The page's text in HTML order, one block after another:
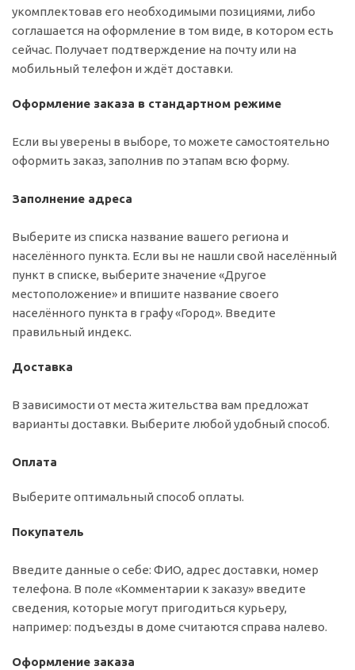
укомплектовав его необходимыми позициями, либо
соглашается на оформление в том виде, в котором есть
сейчас. Получает подтверждение на почту или на
мобильный телефон и ждёт доставки.
Оформление заказа в стандартном режиме
Если вы уверены в выборе, то можете самостоятельно
оформить заказ, заполнив по этапам всю форму.
Заполнение адреса
Выберите из списка название вашего региона и
населённого пункта. Если вы не нашли свой населённый
пункт в списке, выберите значение «Другое
местоположение» и впишите название своего
населённого пункта в графу «Город». Введите
правильный индекс.
Доставка
В зависимости от места жительства вам предложат
варианты доставки. Выберите любой удобный способ.
Оплата
Выберите оптимальный способ оплаты.
Покупатель
Введите данные о себе: ФИО, адрес доставки, номер
телефона. В поле «Комментарии к заказу» введите
сведения, которые могут пригодиться курьеру,
например: подъезды в доме считаются справа налево.
Оформление заказа